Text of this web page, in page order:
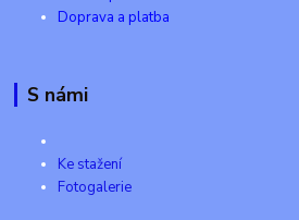
Doprava a platba
S námi
Ke stažení
Fotogalerie